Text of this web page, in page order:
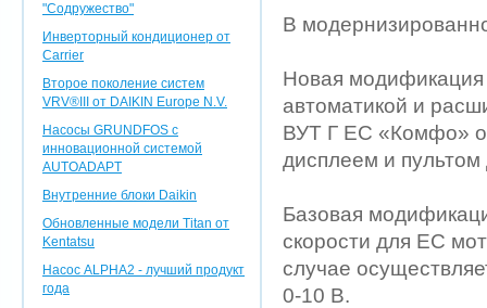
"Содружество"
Инверторный кондиционер от
Carrier
Второе поколение систем
VRV®III от DAIKIN Europe N.V.
Насосы GRUNDFOS с
инновационной системой
AUTOADAPT
Внутренние блоки Daikin
Обновленные модели Titan от
Kentatsu
Насос ALPHA2 - лучший продукт
года
В
Новая
автоматикой и
ВУТ Г ЕС «Комфо»
дисплеем и пультом
Базовая
скорости для ЕС
случае
0-10 В.